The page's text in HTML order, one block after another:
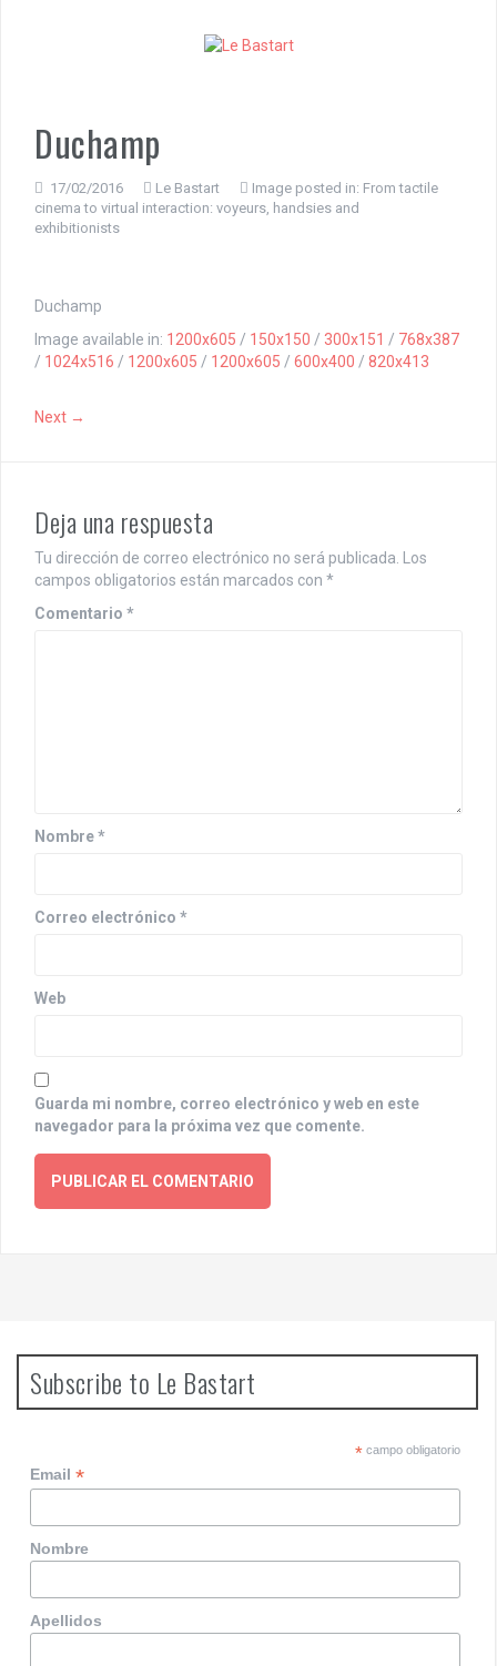
Duchamp
17/02/2016 Le Bastart Image posted in: From tactile
cinema to virtual interaction: voyeurs, handsies and
exhibitionists
Duchamp
Image available in: 1200x605 / 150x150 / 300x151 / 768x387
/ 1024x516 / 1200x605 / 1200x605 / 600x400 / 820x413
Next →
Deja una respuesta
Tu dirección de correo electrónico no será publicada. Los
campos obligatorios están marcados con *
Comentario *
Nombre*
Correo electrónico *
Web
Guarda mi nombre, correo electrónico y web en este
navegador para la próxima vez que comente.
Subscribe to Le Bastart
*campo obligatorio
Email*
Nombre
Apellidos